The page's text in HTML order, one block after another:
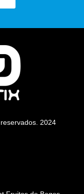
2024